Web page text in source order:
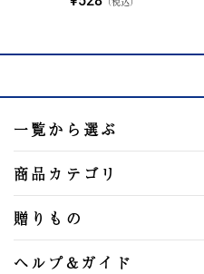
一覧から選ぶ
商品カテゴリ
贈りもの
ヘルプ&ガイド